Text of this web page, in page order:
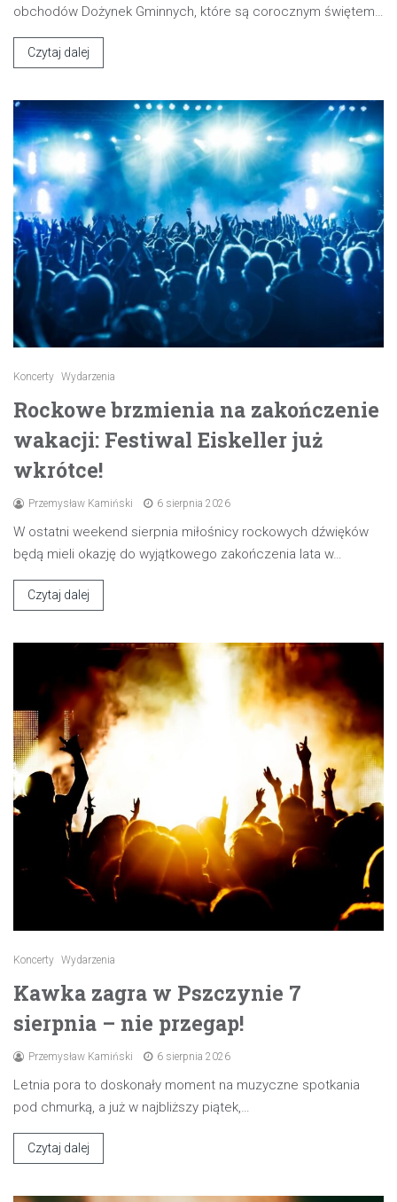
obchodów Dożynek Gminnych, które są corocznym świętem…
Czytaj dalej
Koncerty Wydarzenia
Rockowe brzmienia na zakończenie
wakacji: Festiwal Eiskeller już
wkrótce!
Przemysław Kamiński 6 sierpnia 2026
W ostatni weekend sierpnia miłośnicy rockowych dźwięków
będą mieli okazję do wyjątkowego zakończenia lata w…
Czytaj dalej
Koncerty Wydarzenia
Kawka zagra w Pszczynie 7
sierpnia – nie przegap!
Przemysław Kamiński 6 sierpnia 2026
Letnia pora to doskonały moment na muzyczne spotkania
pod chmurką, a już w najbliższy piątek,…
Czytaj dalej